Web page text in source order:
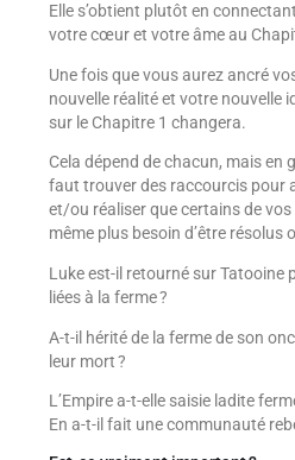
Elle s’obtient plutôt en
votre cœur et votre âme au
Une fois que vous aurez ancré
nouvelle réalité et votre nouvelle
sur le Chapitre 1 changera.
Cela dépend de chacun, mais en
faut trouver des raccourcis pour
et/ou réaliser que certains de vos
même plus besoin d’être résolus
Luke est-il retourné sur Tatooine
liées à la ferme ?
A-t-il hérité de la ferme de son
leur mort ?
L’Empire a-t-elle saisie ladite
En a-t-il fait une communauté